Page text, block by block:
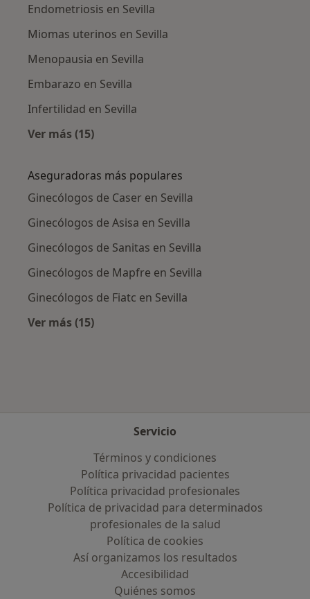
Endometriosis en Sevilla
Miomas uterinos en Sevilla
Menopausia en Sevilla
Embarazo en Sevilla
Infertilidad en Sevilla
Ver más (15)
Aseguradoras más populares
Ginecólogos de Caser en Sevilla
Ginecólogos de Asisa en Sevilla
Ginecólogos de Sanitas en Sevilla
Ginecólogos de Mapfre en Sevilla
Ginecólogos de Fiatc en Sevilla
Ver más (15)
Servicio
Términos y condiciones
Política privacidad pacientes
Política privacidad profesionales
Política de privacidad para determinados
profesionales de la salud
Política de cookies
Así organizamos los resultados
Accesibilidad
Quiénes somos